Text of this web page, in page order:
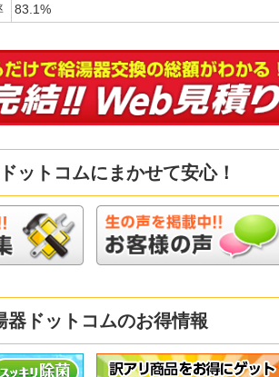
83.1%
ットコムにまかせて安心！
器ドットコムのお得情報